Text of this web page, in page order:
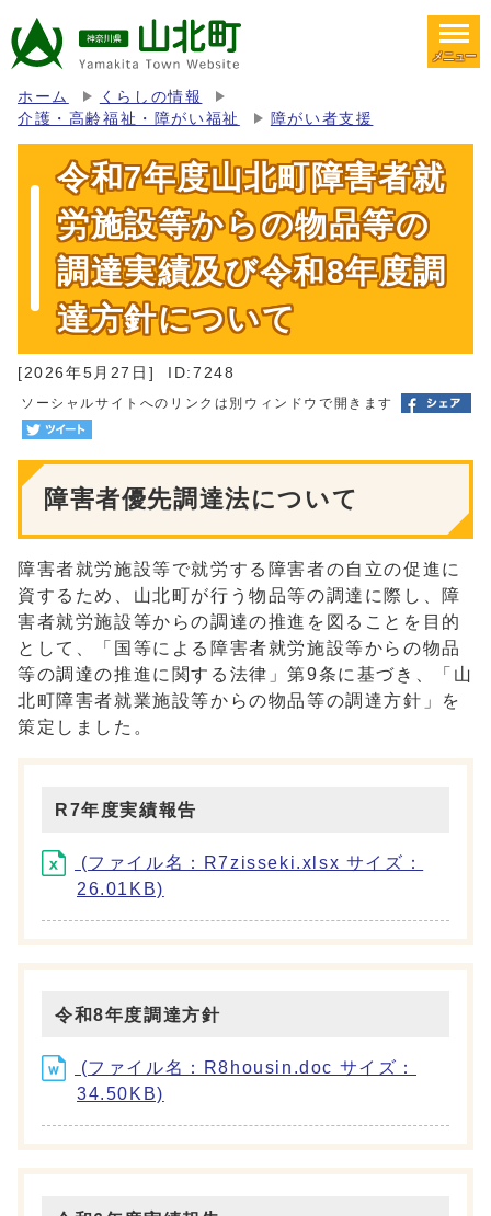
メニュー
ホーム
くらしの情報
介護・高齢福祉・障がい福祉
障がい者支援
令和7年度山北町障害者就
労施設等からの物品等の
調達実績及び令和8年度調
達方針について
[2026年5月27日] ID:7248
ソーシャルサイトへのリンクは別ウィンドウで開きます
障害者優先調達法について
障害者就労施設等で就労する障害者の自立の促進に
資するため、山北町が行う物品等の調達に際し、障
害者就労施設等からの調達の推進を図ることを目的
として、「国等による障害者就労施設等からの物品
等の調達の推進に関する法律」第9条に基づき、「山
北町障害者就業施設等からの物品等の調達方針」を
策定しました。
R7年度実績報告
(ファイル名：R7zisseki.xlsx サイズ：
26.01KB)
令和8年度調達方針
(ファイル名：R8housin.doc サイズ：
34.50KB)